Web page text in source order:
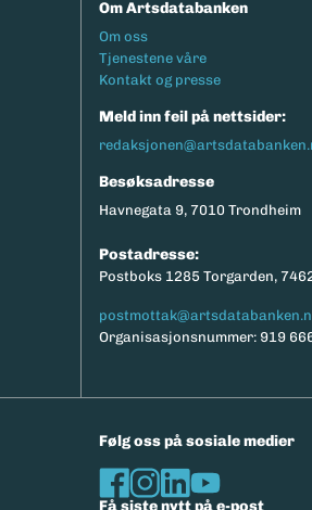
Om Artsdatabanken
Footermeny
Om oss
Tjenestene våre
Kontakt og presse
Meld inn feil på nettsider:
Besøksadresse
Havnegata 9, 7010 Trondheim
Postadresse:
Postboks 1285 Torgarden,
Organisasjonsnummer: 919
Følg oss på sosiale medier
Få siste nytt på e-post